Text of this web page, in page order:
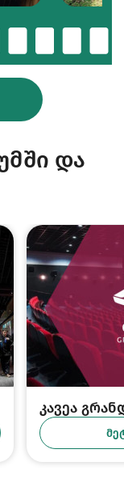
და
კავეა